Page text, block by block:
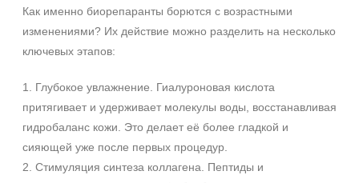
Для женщин
Процедура
Биоревитализация
Как именно биорепаранты борются с возрастными
изменениями? Их действие можно разделить на несколько
ключевых этапов:
1. Глубокое увлажнение. Гиалуроновая кислота
притягивает и удерживает молекулы воды, восстанавливая
гидробаланс кожи. Это делает её более гладкой и
сияющей уже после первых процедур.
2. Стимуляция синтеза коллагена. Пептиды и